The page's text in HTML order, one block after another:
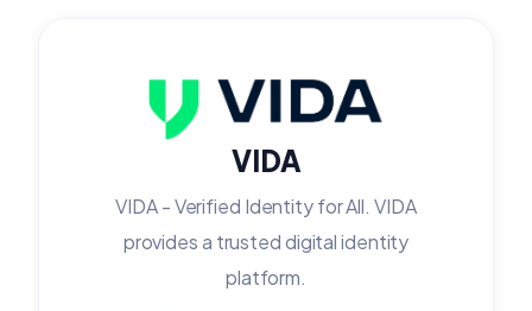
VIDA
VIDA - Verified Identity for All. VIDA
provides a trusted digital identity
platform.